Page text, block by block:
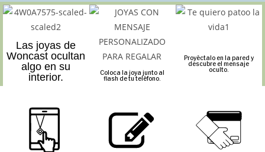
Las joyas de
Woncast ocultan
algo en su
interior.
Coloca la joya junto al
flash de tu teléfono.
Proyéctalo en la pared y
descubre el mensaje
oculto.